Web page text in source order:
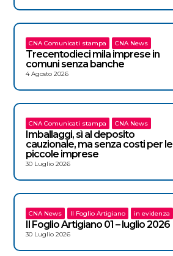
CNA Comunicati stampa CNA News
Trecentodieci mila imprese in
comuni senza banche
4 Agosto 2026
CNA Comunicati stampa CNA News
Imballaggi, sì al deposito
cauzionale, ma senza costi per le
piccole imprese
30 Luglio 2026
CNA News Il Foglio Artigiano in evidenza
Il Foglio Artigiano 01 – luglio 2026
30 Luglio 2026